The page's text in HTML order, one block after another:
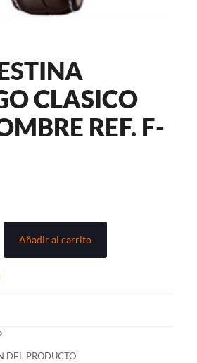
CLASICO
REF. F-
Añadir al carrito
DEL PRODUCTO